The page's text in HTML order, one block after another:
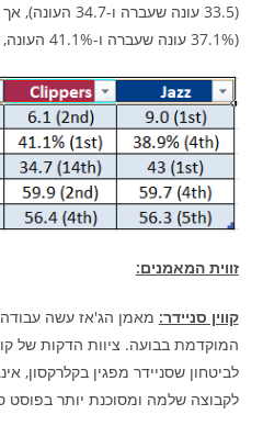
(33.5 עונה
(37.1% עונה שעברה ו-41.1% העונה, הנתון הטוב בליגה).
זווית המאמנים:
קווין סניידר: מאמן הג'אז עשה
המוקדמת בבועה. ציוות הדקות של
לביטחון שסניידר מפגין בקלרקסון,
לקבוצה שלמה ומסוכנת יותר בפוסט